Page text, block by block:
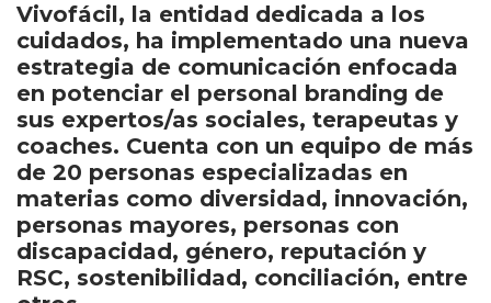
Vivofácil, la entidad dedicada a los
cuidados, ha implementado una nueva
estrategia de comunicación enfocada
en potenciar el personal branding de
sus expertos/as sociales, terapeutas y
coaches. Cuenta con un equipo de más
de 20 personas especializadas en
materias como diversidad, innovación,
personas mayores, personas con
discapacidad, género, reputación y
RSC, sostenibilidad, conciliación, entre